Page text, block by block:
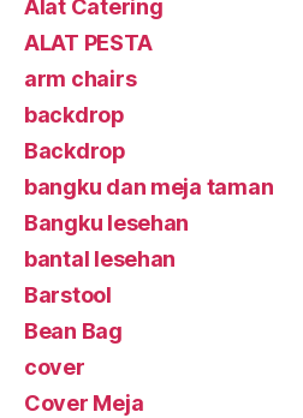
Alat Catering
ALAT PESTA
arm chairs
backdrop
Backdrop
bangku dan meja taman
Bangku lesehan
bantal lesehan
Barstool
Bean Bag
cover
Cover Meja